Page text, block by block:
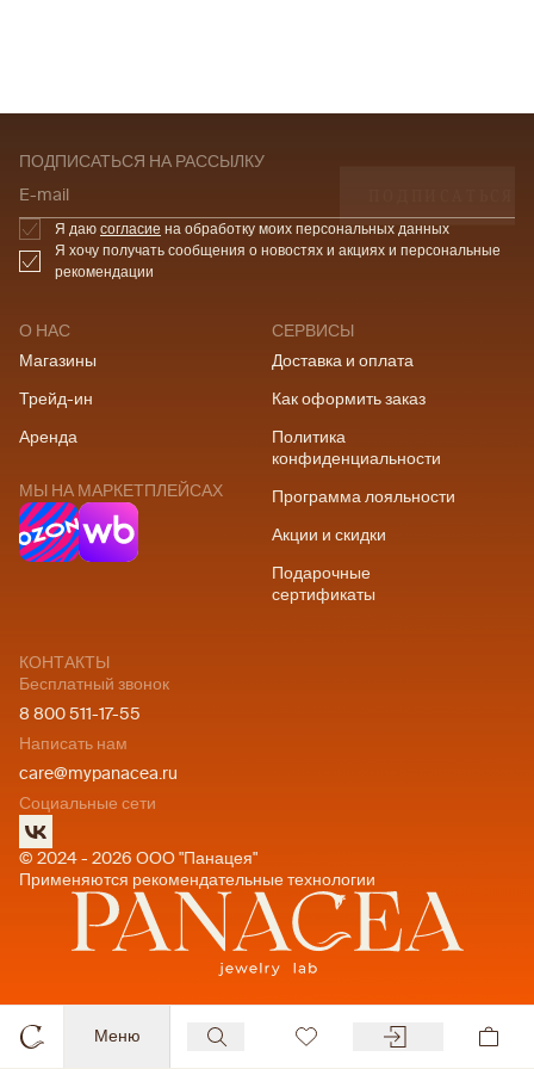
Меню
О НАС
Магазины
Трейд-ин
Аренда
МЫ НА МАРКЕТПЛЕЙСАХ
СЕРВИСЫ
Доставка и оплата
Как оформить заказ
Политика
конфиденциальности
Программа лояльности
Акции и скидки
Подарочные
сертификаты
КОНТАКТЫ
Бесплатный звонок
8 800 511-17-55
Написать нам
care@mypanacea.ru
Социальные сети
© 2024 - 2026 ООО "Панацея"
Применяются рекомендательные технологии
ПОДПИСАТЬСЯ НА РАССЫЛКУ
E-mail
Я даю согласие на обработку моих персональных данных
Я хочу получать сообщения о новостях и акциях и персональные
рекомендации